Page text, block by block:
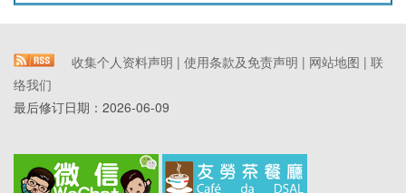
收集个人资料声明 | 使用条款及免责声明 | 网站地图 | 联
络我们
最后修订日期： 2026-06-09